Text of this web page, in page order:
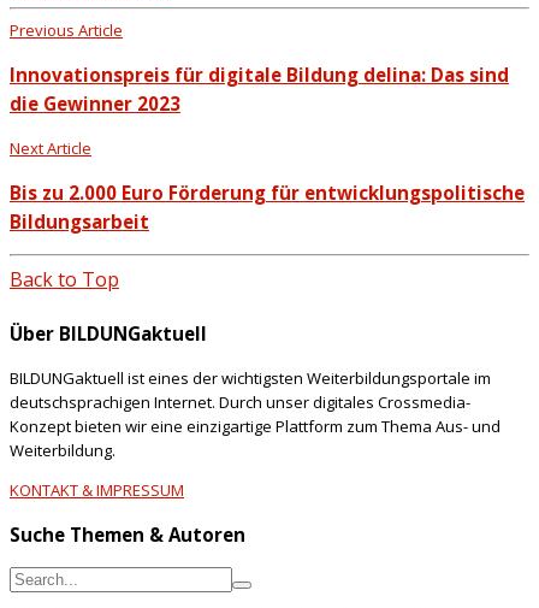
Previous Article
Innovationspreis für digitale Bildung delina: Das sind
die Gewinner 2023
Next Article
Bis zu 2.000 Euro Förderung für entwicklungspolitische
Bildungsarbeit
Back to Top
Über BILDUNGaktuell
BILDUNGaktuell ist eines der wichtigsten Weiterbildungsportale im
deutschsprachigen Internet. Durch unser digitales Crossmedia-
Konzept bieten wir eine einzigartige Plattform zum Thema Aus- und
Weiterbildung.
KONTAKT & IMPRESSUM
Suche Themen & Autoren